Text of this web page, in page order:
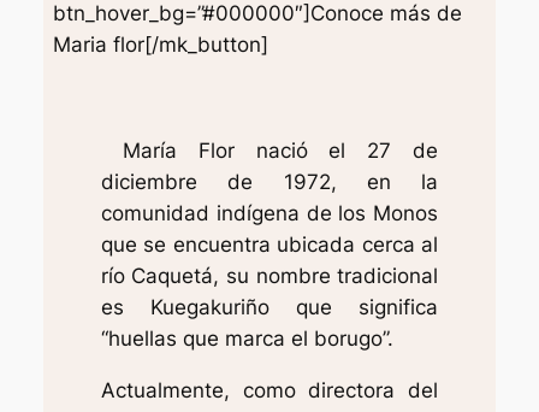
btn_hover_bg=”#000000″]Conoce más de
Maria flor[/mk_button]
María Flor nació el 27 de
diciembre de 1972, en la
comunidad indígena de los Monos
que se encuentra ubicada cerca al
río Caquetá, su nombre tradicional
es Kuegakuriño que significa
“huellas que marca el borugo”.
Actualmente, como directora del